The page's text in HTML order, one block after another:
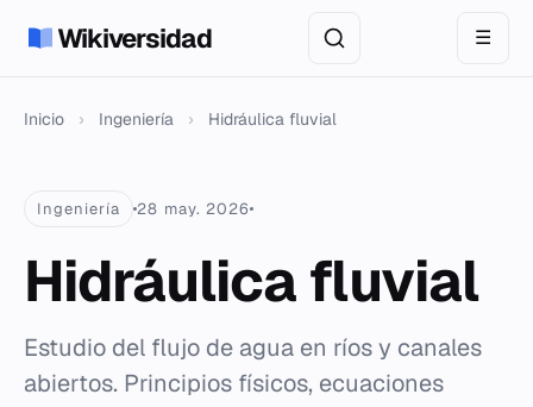
Wikiversidad ☰
Inicio › Ingeniería › Hidráulica fluvial
Ingeniería 28 may. 2026
Hidráulica fluvial
Estudio del flujo de agua en ríos y canales
abiertos. Principios físicos, ecuaciones